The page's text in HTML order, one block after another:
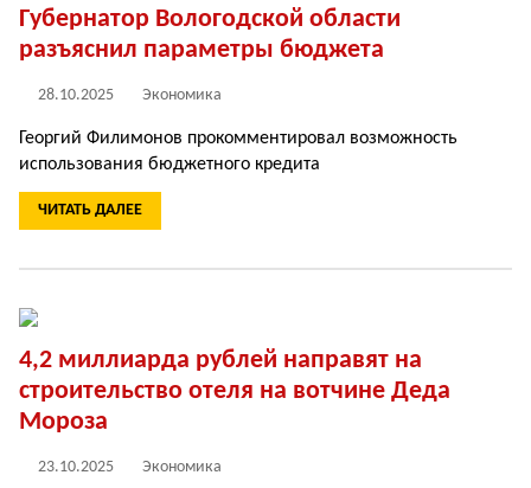
Губернатор Вологодской области
разъяснил параметры бюджета
28.10.2025 Экономика
Георгий Филимонов прокомментировал возможность
использования бюджетного кредита
ЧИТАТЬ ДАЛЕЕ
4,2 миллиарда рублей направят на
строительство отеля на вотчине Деда
Мороза
23.10.2025 Экономика